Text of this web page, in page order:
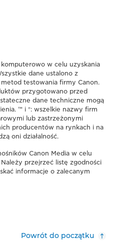
w celu uzyskania
dane ustalono z
testowania firmy Canon.
przygotowano przed
dane techniczne mogą
™ i ®: wszelkie nazwy firm
lub zastrzeżonymi
producentów na rynkach i na
oni działalność.
Canon Media w celu
przejrzeć listę zgodności
informacje o zalecanym
Powrót do początku